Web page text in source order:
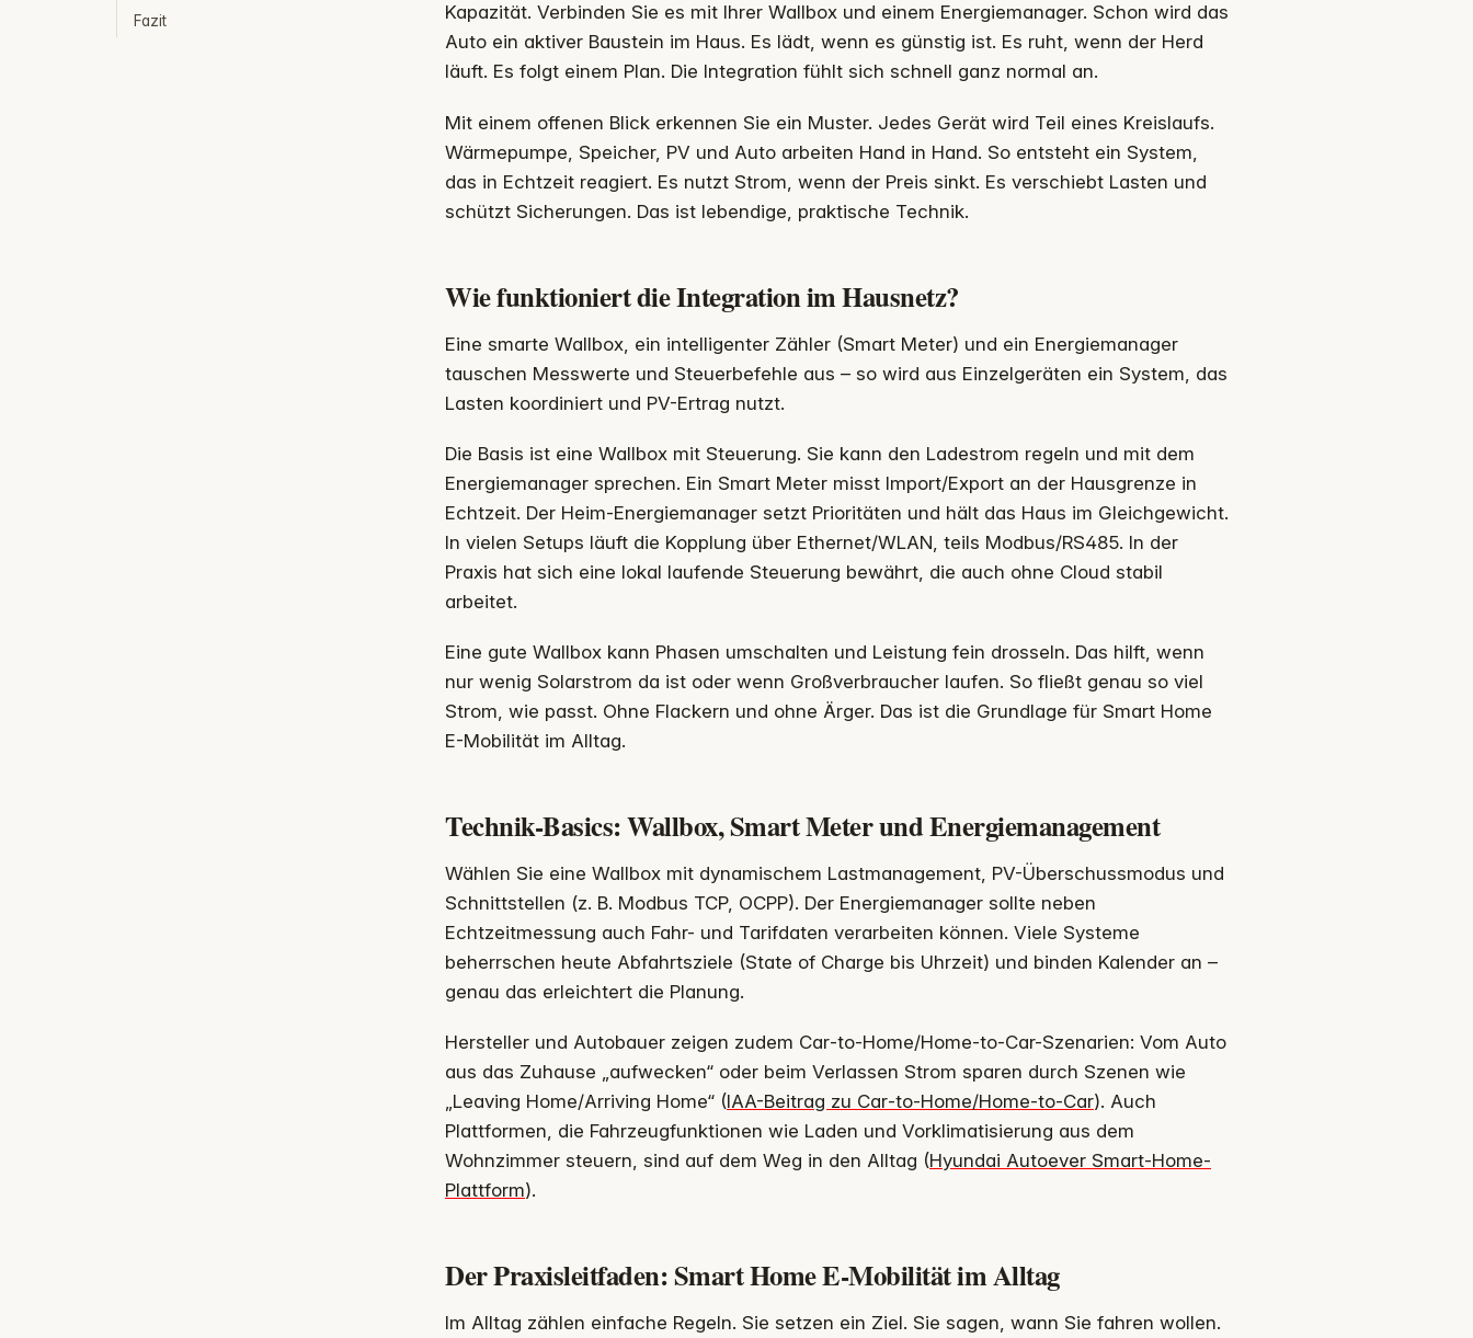
Fazit
Kapazität. Verbinden Sie es mit Ihrer Wallbox und einem Energiemanager. Schon wird das
Auto ein aktiver Baustein im Haus. Es lädt, wenn es günstig ist. Es ruht, wenn der Herd
läuft. Es folgt einem Plan. Die Integration fühlt sich schnell ganz normal an.
Mit einem offenen Blick erkennen Sie ein Muster. Jedes Gerät wird Teil eines Kreislaufs.
Wärmepumpe, Speicher, PV und Auto arbeiten Hand in Hand. So entsteht ein System,
das in Echtzeit reagiert. Es nutzt Strom, wenn der Preis sinkt. Es verschiebt Lasten und
schützt Sicherungen. Das ist lebendige, praktische Technik.
Wie funktioniert die Integration im Hausnetz?
Eine smarte Wallbox, ein intelligenter Zähler (Smart Meter) und ein Energiemanager
tauschen Messwerte und Steuerbefehle aus – so wird aus Einzelgeräten ein System, das
Lasten koordiniert und PV-Ertrag nutzt.
Die Basis ist eine Wallbox mit Steuerung. Sie kann den Ladestrom regeln und mit dem
Energiemanager sprechen. Ein Smart Meter misst Import/Export an der Hausgrenze in
Echtzeit. Der Heim-Energiemanager setzt Prioritäten und hält das Haus im Gleichgewicht.
In vielen Setups läuft die Kopplung über Ethernet/WLAN, teils Modbus/RS485. In der
Praxis hat sich eine lokal laufende Steuerung bewährt, die auch ohne Cloud stabil
arbeitet.
Eine gute Wallbox kann Phasen umschalten und Leistung fein drosseln. Das hilft, wenn
nur wenig Solarstrom da ist oder wenn Großverbraucher laufen. So fließt genau so viel
Strom, wie passt. Ohne Flackern und ohne Ärger. Das ist die Grundlage für Smart Home
E-Mobilität im Alltag.
Technik-Basics: Wallbox, Smart Meter und Energiemanagement
Wählen Sie eine Wallbox mit dynamischem Lastmanagement, PV-Überschussmodus und
Schnittstellen (z. B. Modbus TCP, OCPP). Der Energiemanager sollte neben
Echtzeitmessung auch Fahr- und Tarifdaten verarbeiten können. Viele Systeme
beherrschen heute Abfahrtsziele (State of Charge bis Uhrzeit) und binden Kalender an –
genau das erleichtert die Planung.
Hersteller und Autobauer zeigen zudem Car‑to‑Home/Home‑to‑Car-Szenarien: Vom Auto
aus das Zuhause „aufwecken“ oder beim Verlassen Strom sparen durch Szenen wie
„Leaving Home/Arriving Home“ (IAA-Beitrag zu Car‑to‑Home/Home‑to‑Car). Auch
Plattformen, die Fahrzeugfunktionen wie Laden und Vorklimatisierung aus dem
Wohnzimmer steuern, sind auf dem Weg in den Alltag (Hyundai Autoever Smart-Home-
Plattform).
Der Praxisleitfaden: Smart Home E-Mobilität im Alltag
Im Alltag zählen einfache Regeln. Sie setzen ein Ziel. Sie sagen, wann Sie fahren wollen.